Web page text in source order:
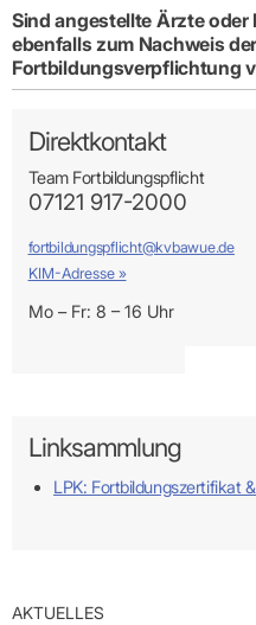
AKTUELLES
Sind angestellte Ärzte
ebenfalls zum Nachweis
Fortbildungsverpflichtung
Direktkontakt
Team Fortbildungspflicht
07121 917-2000
fortbildungspflicht@kvbawue.de
KIM-Adresse »
Mo – Fr: 8 – 16 Uhr
Linksammlung
LPK: Fortbildungszertifikat